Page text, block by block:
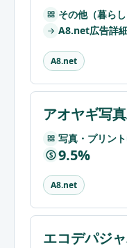
その他（暮らし
A8.net広告詳
A8.net
アオヤギ写
写真・プリント
$ 9.5%
A8.net
エコデパジ